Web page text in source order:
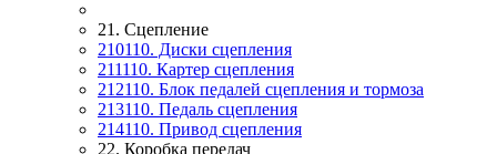
21. Сцепление
210110. Диски сцепления
211110. Картер сцепления
212110. Блок педалей сцепления и тормоза
213110. Педаль сцепления
214110. Привод сцепления
22. Коробка передач